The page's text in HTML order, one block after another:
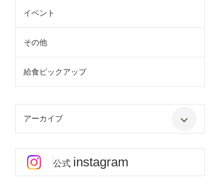
イベント
その他
給食ピックアップ
アーカイブ
公式 instagram